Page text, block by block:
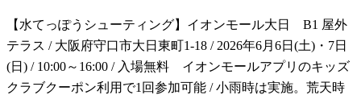
【水てっぽうシューティング】イオンモール大日 B1 屋外
テラス / 大阪府守口市大日東町1-18 / 2026年6月6日(土)・7日
(日) / 10:00～16:00 / 入場無料 イオンモールアプリのキッズ
クラブクーポン利用で1回参加可能 / 小雨時は実施。荒天時